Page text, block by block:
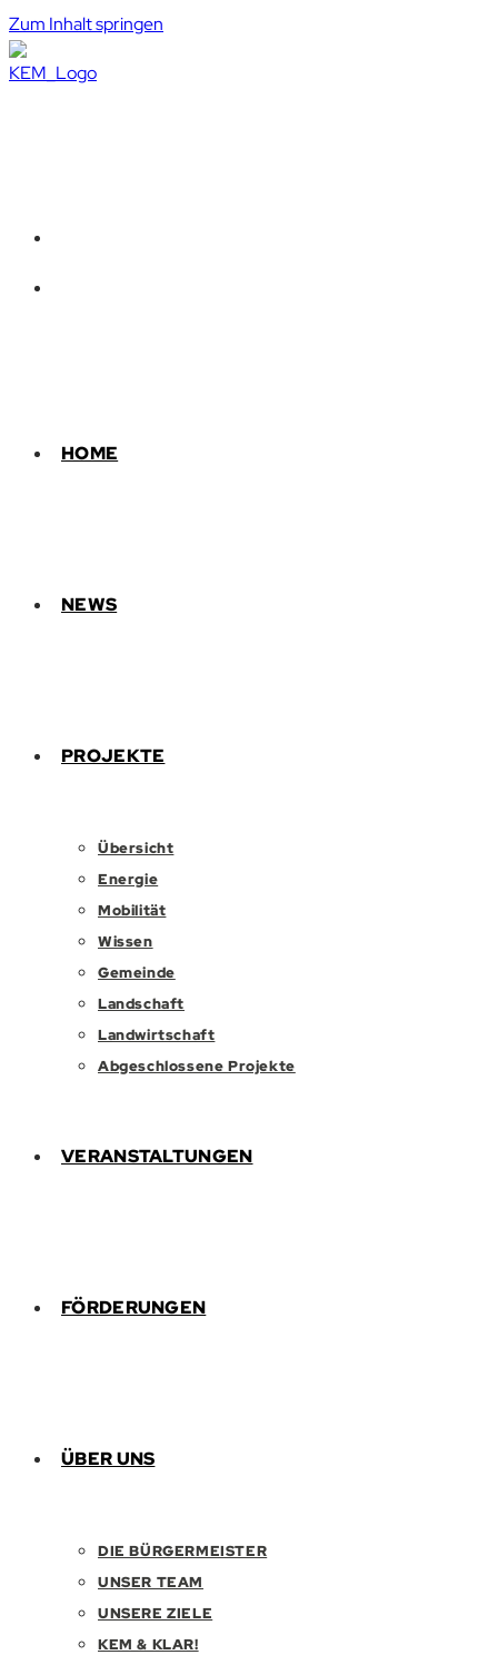
Zum Inhalt springen
HOME
NEWS
PROJEKTE
Übersicht
Energie
Mobilität
Wissen
Gemeinde
Landschaft
Landwirtschaft
Abgeschlossene Projekte
VERANSTALTUNGEN
FÖRDERUNGEN
ÜBER UNS
DIE BÜRGERMEISTER
UNSER TEAM
UNSERE ZIELE
KEM & KLAR!